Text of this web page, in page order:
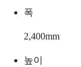
폭
2,400mm
높이